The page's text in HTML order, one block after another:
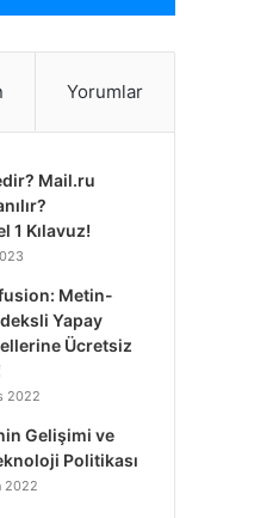
Yorumlar
Mail.ru
1 Kılavuz!
Metin-
Yapay
Ücretsiz
2022
Gelişimi ve
Politikası
2022